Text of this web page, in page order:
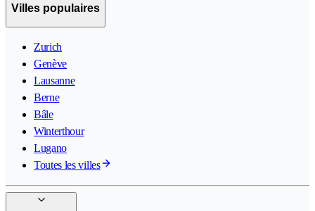
Villes populaires
Zurich
Genève
Lausanne
Berne
Bâle
Winterthour
Lugano
Toutes les villes